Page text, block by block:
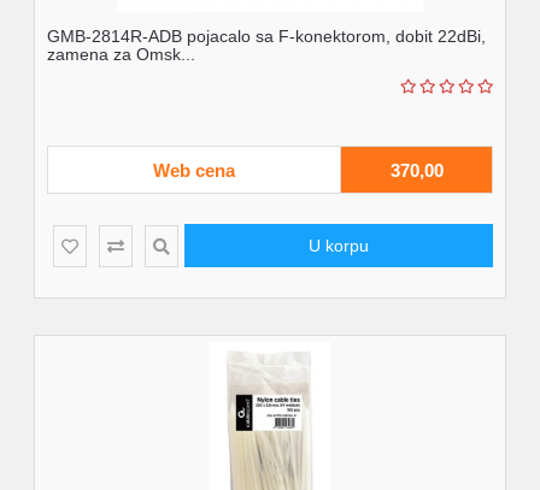
GMB-2814R-ADB pojacalo sa F-konektorom, dobit 22dBi,
zamena za Omsk...
Web cena 370,00
U korpu